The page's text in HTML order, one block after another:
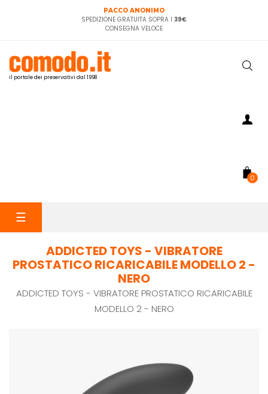
PACCO ANONIMO
SPEDIZIONE GRATUITA SOPRA I 39€
CONSEGNA VELOCE
il portale dei preservativi dal 1998
0
navigazione
☰
ADDICTED TOYS - VIBRATORE
PROSTATICO RICARICABILE MODELLO 2 -
NERO
ADDICTED TOYS - VIBRATORE PROSTATICO RICARICABILE
MODELLO 2 - NERO